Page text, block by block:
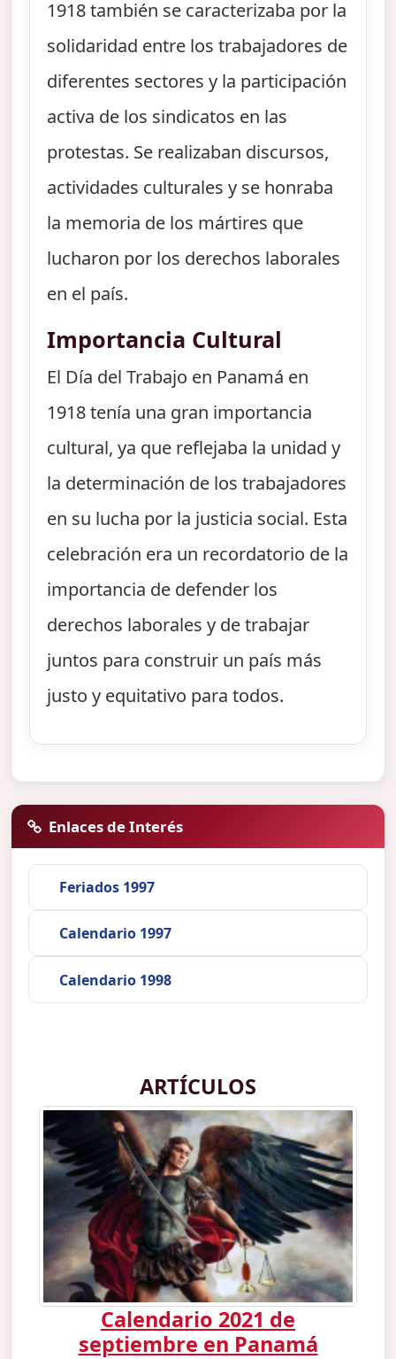
1918 también se caracterizaba por la
solidaridad entre los trabajadores de
diferentes sectores y la participación
activa de los sindicatos en las
protestas. Se realizaban discursos,
actividades culturales y se honraba
la memoria de los mártires que
lucharon por los derechos laborales
en el país.
Importancia Cultural
El Día del Trabajo en Panamá en
1918 tenía una gran importancia
cultural, ya que reflejaba la unidad y
la determinación de los trabajadores
en su lucha por la justicia social. Esta
celebración era un recordatorio de la
importancia de defender los
derechos laborales y de trabajar
juntos para construir un país más
justo y equitativo para todos.
Enlaces de Interés
Feriados 1997
Calendario 1997
Calendario 1998
ARTÍCULOS
Calendario 2021 de
septiembre en Panamá